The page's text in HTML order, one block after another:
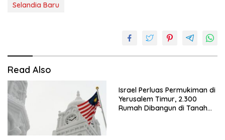
Selandia Baru
Read Also
Israel Perluas Permukiman di
Yerusalem Timur, 2.300
Rumah Dibangun di Tanah